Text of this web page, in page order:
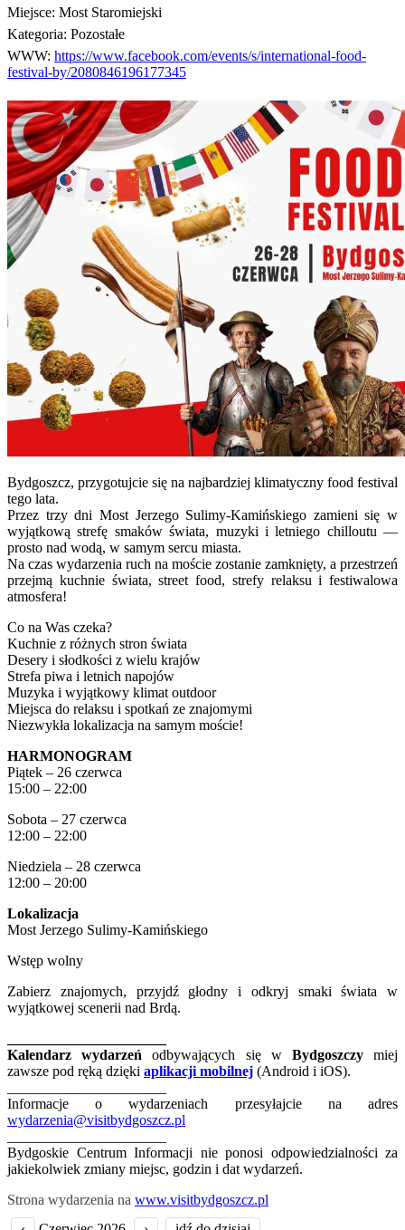
Miejsce: Most Staromiejski
Kategoria: Pozostałe
WWW: https://www.facebook.com/events/s/international-food-
festival-by/2080846196177345
Bydgoszcz, przygotujcie się na najbardziej klimatyczny food festival
tego lata.
Przez trzy dni Most Jerzego Sulimy-Kamińskiego zamieni się w
wyjątkową strefę smaków świata, muzyki i letniego chilloutu —
prosto nad wodą, w samym sercu miasta.
Na czas wydarzenia ruch na moście zostanie zamknięty, a przestrzeń
przejmą kuchnie świata, street food, strefy relaksu i festiwalowa
atmosfera!
Co na Was czeka?
Kuchnie z różnych stron świata
Desery i słodkości z wielu krajów
Strefa piwa i letnich napojów
Muzyka i wyjątkowy klimat outdoor
Miejsca do relaksu i spotkań ze znajomymi
Niezwykła lokalizacja na samym moście!
HARMONOGRAM
Piątek – 26 czerwca
15:00 – 22:00
Sobota – 27 czerwca
12:00 – 22:00
Niedziela – 28 czerwca
12:00 – 20:00
Lokalizacja
Most Jerzego Sulimy-Kamińskiego
Wstęp wolny
Zabierz znajomych, przyjdź głodny i odkryj smaki świata w
wyjątkowej scenerii nad Brdą.
Kalendarz wydarzeń odbywających się w Bydgoszczymiej
zawsze pod ręką dzięki aplikacji mobilnej (Android i iOS).
Informacje o wydarzeniach przesyłajcie na adres
wydarzenia@visitbydgoszcz.pl
Bydgoskie Centrum Informacji nie ponosi odpowiedzialności za
jakiekolwiek zmiany miejsc, godzin i dat wydarzeń.
Strona wydarzenia na www.visitbydgoszcz.pl